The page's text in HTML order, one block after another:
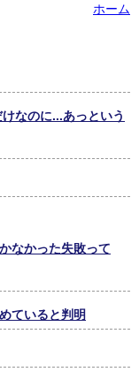
ホーム
なのに...あっという
なかった失敗って
ていると判明